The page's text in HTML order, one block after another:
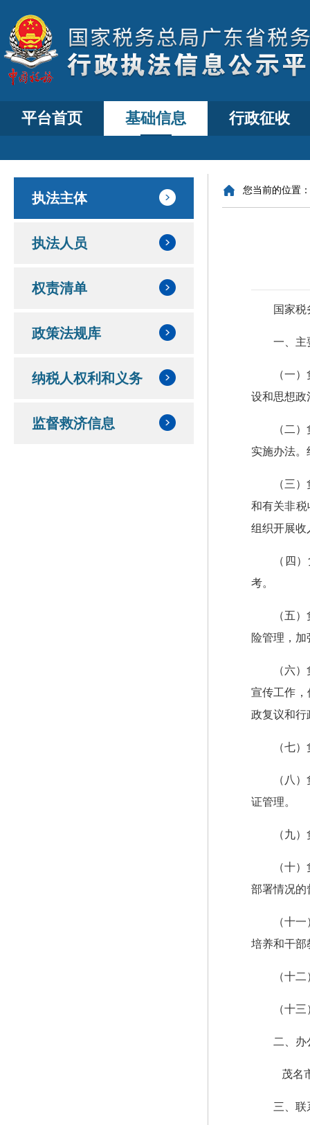
平台首页 基础信息 行政征收
执法主体
执法人员
权责清单
政策法规库
纳税人权利和义务
监督救济信息
您当前的位置
国家
一、主
（一
设和思想政
（二
实施办法
（三
和有关非
组织开展收
（四
考。
（五
险管理，
（六
宣传工作
政复议和行
（七
（八
证管理。
（九
（十
部署情况的
（十
培养和干部
（十
（十
二、办
茂名
三、联